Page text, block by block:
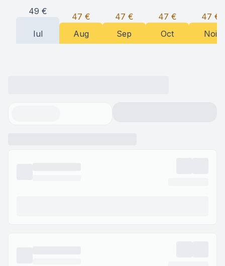
49 €
Iul
47 €
Aug
47 €
Sep
47 €
Oct
47 €
Noi